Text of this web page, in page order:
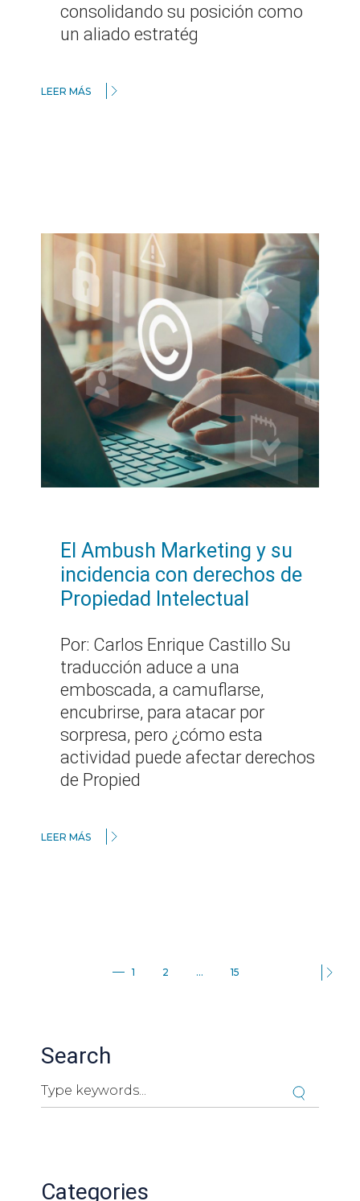
consolidando su posición como
un aliado estratég
LEER MÁS
El Ambush Marketing y su
incidencia con derechos de
Propiedad Intelectual
Por: Carlos Enrique Castillo Su
traducción aduce a una
emboscada, a camuflarse,
encubrirse, para atacar por
sorpresa, pero ¿cómo esta
actividad puede afectar derechos
de Propied
LEER MÁS
Paginación
1 2 … 15
Search
Search
Categories